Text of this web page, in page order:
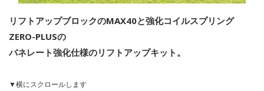
リフトアップブロックのMAX40と強化コイルスプリング
ZERO-PLUSの
バネレート強化仕様のリフトアップキット。